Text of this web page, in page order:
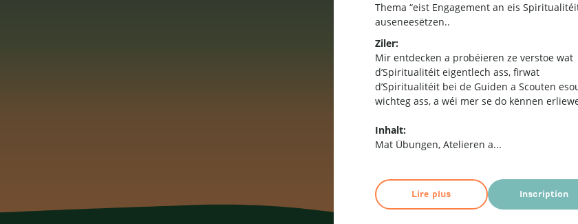
Thema “eist Engagement an eis
auseneesëtzen..
Ziler:
Mir entdecken a probéieren ze verstoe wat
d’Spiritualitéit eigentlech ass, firwat
d’Spiritualitéit bei de Guiden a Scouten
wichteg ass, a wéi mer se do kënnen
Inhalt:
Mat Übungen, Atelieren a...
Lire plus Inscription